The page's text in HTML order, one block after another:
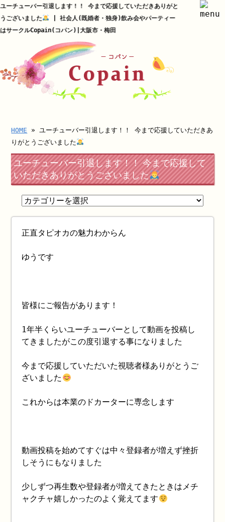
ユーチューバー引退します！！ 今まで応援していただきありがと
うございました
| 社会人(既婚者・独身)飲み会やパーティー
はサークルCopain(コパン)|大阪市・梅田
HOME » ユーチューバー引退します！！ 今まで応援していただきあ
りがとうございました
ユーチューバー引退します！！ 今まで応援して
いただきありがとうございました
正直タピオカの魅力わからん
ゆうです
皆様にご報告があります！
1年半くらいユーチューバーとして動画を投稿し
てきましたがこの度引退する事になりました
今まで応援していただいた視聴者様ありがとうご
ざいました
これからは本業のドカーターに専念します
動画投稿を始めてすぐは中々登録者が増えず挫折
しそうにもなりました
少しずつ再生数や登録者が増えてきたときはメチ
ャクチャ嬉しかったのよく覚えてます